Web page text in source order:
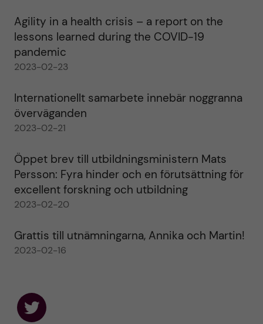
Agility in a health crisis – a report on the
lessons learned during the COVID-19
pandemic
2023-02-23
Internationellt samarbete innebär noggranna
överväganden
2023-02-21
Öppet brev till utbildningsministern Mats
Persson: Fyra hinder och en förutsättning för
excellent forskning och utbildning
2023-02-20
Grattis till utnämningarna, Annika och Martin!
2023-02-16